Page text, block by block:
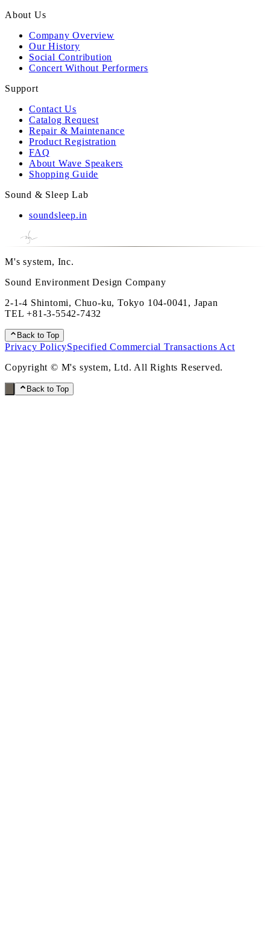
About Us
Company Overview
Our History
Social Contribution
Concert Without Performers
Support
Contact Us
Catalog Request
Repair & Maintenance
Product Registration
FAQ
About Wave Speakers
Shopping Guide
Sound & Sleep Lab
soundsleep.in
M's system, Inc.
Sound Environment Design Company
2-1-4 Shintomi, Chuo-ku, Tokyo 104-0041, Japan
TEL+81-3-5542-7432
Back to Top
Privacy PolicySpecified Commercial Transactions Act
Copyright © M's system, Ltd. All Rights Reserved.
Back to Top